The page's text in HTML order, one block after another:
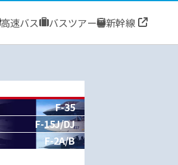
高速バス バスツアー 新幹線
F-35
F-15J/DJ
F-2A/B